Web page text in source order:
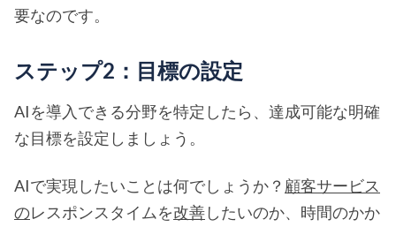
要なのです。
ステップ2：目標の設定
AIを導入できる分野を特定したら、達成可能な明確
な目標を設定しましょう。
AIで実現したいことは何でしょうか？ 顧客サービス
のレスポンスタイムを改善したいのか、時間のかか